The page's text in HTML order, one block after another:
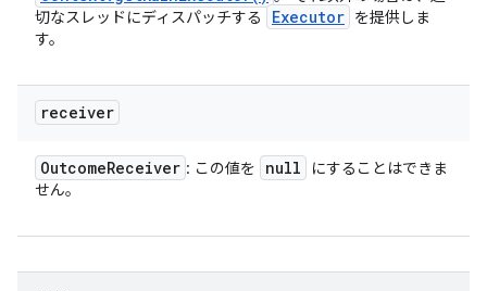
切なスレッドにディスパッチする
Executor を提供しま
す。
receiver
OutcomeReceiver : この値を null
にすることはできま
せん。